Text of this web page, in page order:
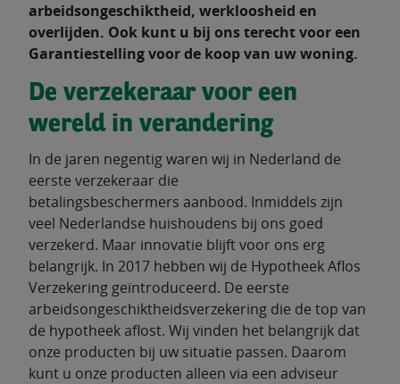
arbeidsongeschiktheid, werkloosheid en
overlijden. Ook kunt u bij ons terecht voor een
Garantiestelling voor de koop van uw woning.
De verzekeraar voor een
wereld in verandering
In de jaren negentig waren wij in Nederland de
eerste verzekeraar die
betalingsbeschermers aanbood. Inmiddels zijn
veel Nederlandse huishoudens bij ons goed
verzekerd. Maar innovatie blijft voor ons erg
belangrijk. In 2017 hebben wij de Hypotheek Aflos
Verzekering geïntroduceerd. De eerste
arbeidsongeschiktheidsverzekering die de top van
de hypotheek aflost. Wij vinden het belangrijk dat
onze producten bij uw situatie passen. Daarom
kunt u onze producten alleen via een adviseur